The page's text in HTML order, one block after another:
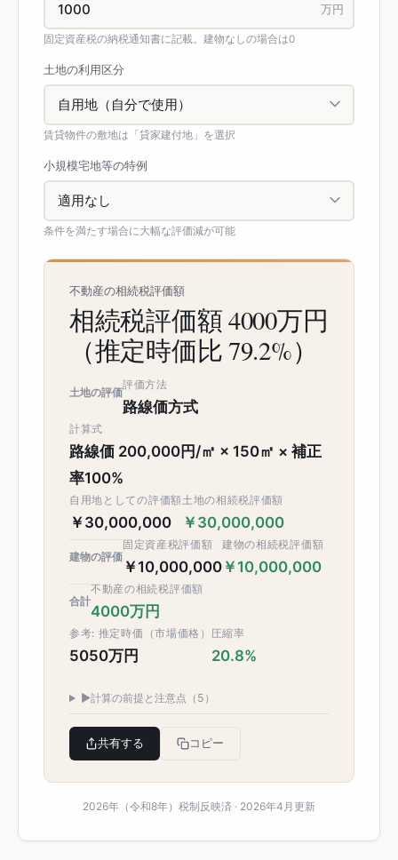
万円
固定資産税の納税通知書に記載。建物なしの場合は0
土地の利用区分
賃貸物件の敷地は「貸家建付地」を選択
小規模宅地等の特例
条件を満たす場合に大幅な評価減が可能
不動産の相続税評価額
相続税評価額 4000万円
（推定時価比 79.2%）
土地の評価
評価方法
路線価方式
計算式
路線価 200,000円/㎡ × 150㎡ × 補正
率100%
自用地としての評価額
￥30,000,000
土地の相続税評価額
￥30,000,000
建物の評価
固定資産税評価額
￥10,000,000
建物の相続税評価額
￥10,000,000
合計
不動産の相続税評価額
4000万円
参考: 推定時価（市場価格）
5050万円
圧縮率
20.8%
▶計算の前提と注意点（5）
共有する コピー
2026年（令和8年）税制反映済 · 2026年4月更新